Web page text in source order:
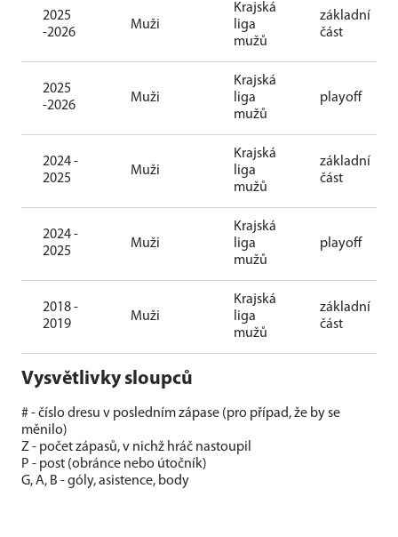
2025
-2026
Muži
Krajská
liga
mužů
základní
část
2025
-2026
Muži
Krajská
liga
mužů
playoff
2024 -
2025
Muži
Krajská
liga
mužů
základní
část
2024 -
2025
Muži
Krajská
liga
mužů
playoff
2018 -
2019
Muži
Krajská
liga
mužů
základní
část
Vysvětlivky sloupců
# - číslo dresu v posledním zápase (pro případ, že by se
měnilo)
Z - počet zápasů, v nichž hráč nastoupil
P - post (obránce nebo útočník)
G, A, B - góly, asistence, body